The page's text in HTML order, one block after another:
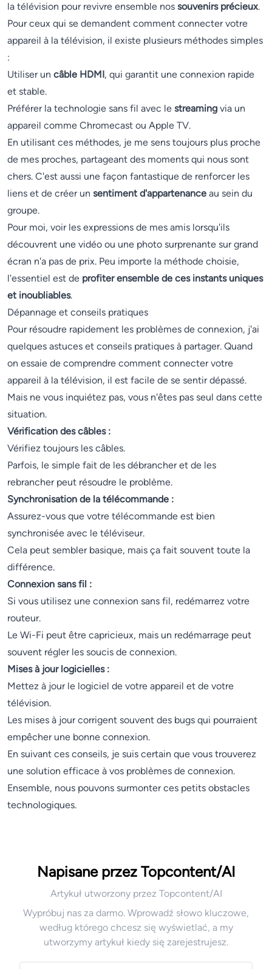
la télévision pour revivre ensemble nos souvenirs précieux.
Pour ceux qui se demandent comment connecter votre
appareil à la télévision, il existe plusieurs méthodes simples
:
Utiliser un câble HDMI, qui garantit une connexion rapide
et stable.
Préférer la technologie sans fil avec le streaming via un
appareil comme Chromecast ou Apple TV.
En utilisant ces méthodes, je me sens toujours plus proche
de mes proches, partageant des moments qui nous sont
chers. C'est aussi une façon fantastique de renforcer les
liens et de créer un sentiment d'appartenance au sein du
groupe.
Pour moi, voir les expressions de mes amis lorsqu'ils
découvrent une vidéo ou une photo surprenante sur grand
écran n'a pas de prix. Peu importe la méthode choisie,
l'essentiel est de profiter ensemble de ces instants uniques
et inoubliables.
Dépannage et conseils pratiques
Pour résoudre rapidement les problèmes de connexion, j'ai
quelques astuces et conseils pratiques à partager. Quand
on essaie de comprendre comment connecter votre
appareil à la télévision, il est facile de se sentir dépassé.
Mais ne vous inquiétez pas, vous n'êtes pas seul dans cette
situation.
Vérification des câbles :
Vérifiez toujours les câbles.
Parfois, le simple fait de les débrancher et de les
rebrancher peut résoudre le problème.
Synchronisation de la télécommande :
Assurez-vous que votre télécommande est bien
synchronisée avec le téléviseur.
Cela peut sembler basique, mais ça fait souvent toute la
différence.
Connexion sans fil :
Si vous utilisez une connexion sans fil, redémarrez votre
routeur.
Le Wi-Fi peut être capricieux, mais un redémarrage peut
souvent régler les soucis de connexion.
Mises à jour logicielles :
Mettez à jour le logiciel de votre appareil et de votre
télévision.
Les mises à jour corrigent souvent des bugs qui pourraient
empêcher une bonne connexion.
En suivant ces conseils, je suis certain que vous trouverez
une solution efficace à vos problèmes de connexion.
Ensemble, nous pouvons surmonter ces petits obstacles
technologiques.
Napisane przez Topcontent/AI
Artykuł utworzony przez Topcontent/AI
Wypróbuj nas za darmo. Wprowadź słowo kluczowe,
według którego chcesz się wyświetlać, a my
utworzymy artykuł kiedy się zarejestrujesz.